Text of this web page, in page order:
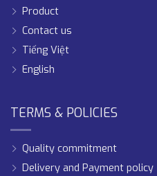
Product
Contact us
Tiếng Việt
English
TERMS & POLICIES
Quality commitment
Delivery and Payment policy